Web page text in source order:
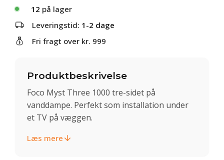
12 på lager
Leveringstid: 1-2 dage
Fri fragt over kr. 999
Produktbeskrivelse
Foco Myst Three 1000 tre-sidet på
vanddampe. Perfekt som installation under
et TV på væggen.
Læs mere